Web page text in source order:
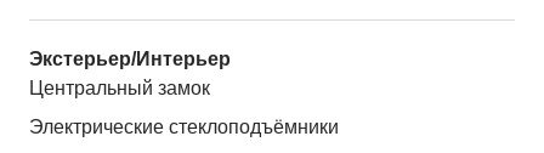
Экстерьер/Интерьер
Центральный замок
Электрические стеклоподъёмники